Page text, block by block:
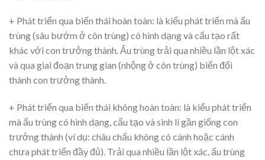
+ Phát triển qua biến thái hoàn toàn: là kiểu phát triển mà ấu
trùng (sâu bướm ở côn trùng) có hình dạng và cấu tạo rất
khác với con trưởng thành. Ấu trùng trải qua nhiều lần lột xác
và qua giai đoạn trung gian (nhộng ở côn trùng) biến đổi
thành con trưởng thành.
+ Phát triển qua biến thái không hoàn toàn: là kiểu phát triển
mà ấu trùng có hình dạng, cấu tạo và sinh lí gần giống con
trưởng thành (ví dụ: châu chấu không có cánh hoặc cánh
chưa phát triển đầy đủ). Trải qua nhiều lần lột xác, ấu trùng